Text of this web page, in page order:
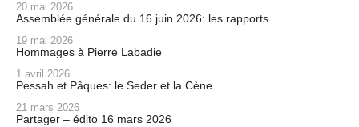
20 mai 2026
Assemblée générale du 16 juin 2026: les rapports
19 mai 2026
Hommages à Pierre Labadie
1 avril 2026
Pessah et Pâques: le Seder et la Cène
21 mars 2026
Partager – édito 16 mars 2026